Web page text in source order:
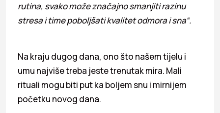
rutina, svako može značajno smanjiti razinu
stresa i time poboljšati kvalitet odmorai sna“.
Na kraju dugog dana, ono što našem tijelu i
umu najviše treba jeste trenutak mira. Mali
rituali mogu biti put ka boljem snu i mirnijem
početku novog dana.